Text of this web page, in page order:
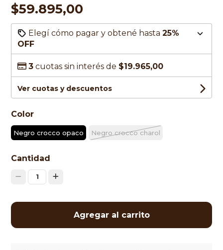
$59.895,00
Elegí cómo pagar y obtené hasta25%
OFF
3 cuotas sin interés de $19.965,00
Ver cuotas y descuentos
Color
Negro crocco opaco Negro crocco charol
Cantidad
1
Agregar al carrito